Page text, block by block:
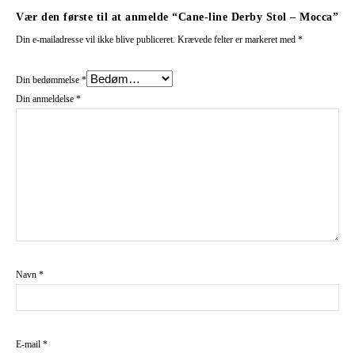
Vær den første til at anmelde “Cane-line Derby Stol – Mocca”
Din e-mailadresse vil ikke blive publiceret. Krævede felter er markeret med *
Din bedømmelse *
Din anmeldelse *
Navn *
E-mail *